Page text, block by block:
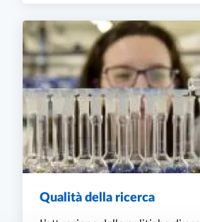
Qualità della ricerca